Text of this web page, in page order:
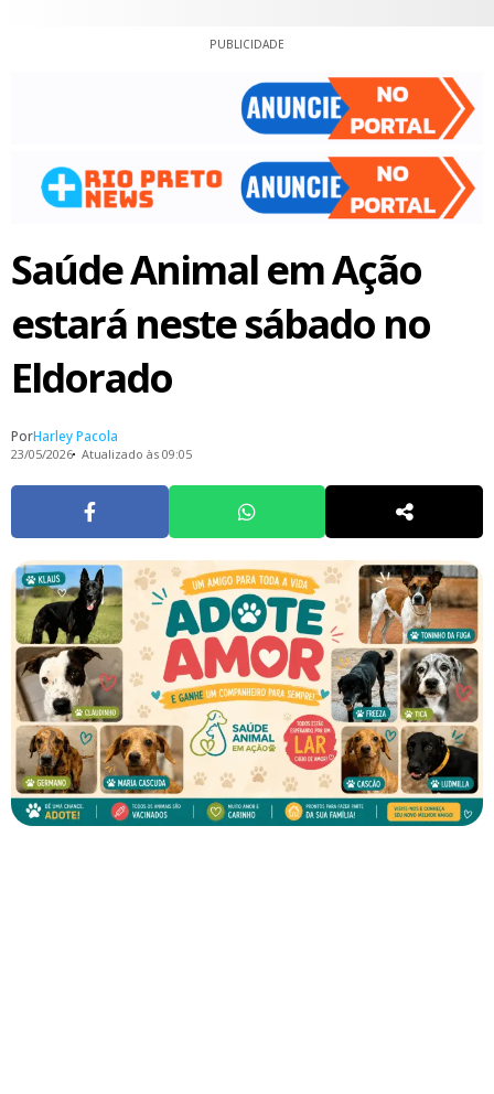
PUBLICIDADE
Saúde Animal em Ação
estará neste sábado no
Eldorado
PorHarley Pacola
23/05/2026 Atualizado às 09:05